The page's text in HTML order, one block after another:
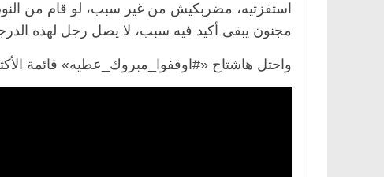
استفزتيه، مضربكيش من غير سبب، لو قام من
مجنون يبقى أكيد فيه سبب، لا يصل رجل لهذه
واحتل هاشتاج «#اوقفوا_مبروك_عطيه» قائمة